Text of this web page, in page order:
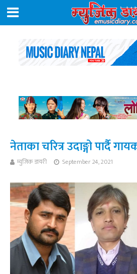
नेताका चरित्र उदाङ्गो पार्दै
म्युजिक डायरी September 24, 2021